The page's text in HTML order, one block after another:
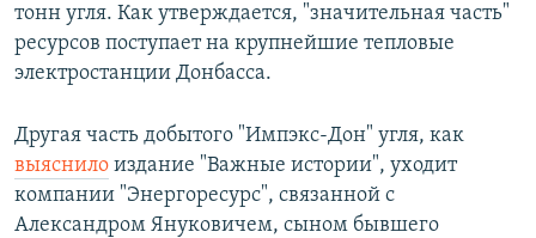
тонн угля. Как утверждается, "значительная часть"
ресурсов поступает на крупнейшие тепловые
электростанции Донбасса.
Другая часть добытого "Импэкс-Дон" угля, как
выяснило издание "Важные истории", уходит
компании "Энергоресурс", связанной с
Александром Януковичем, сыном бывшего